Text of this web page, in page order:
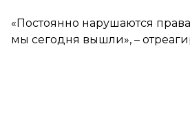
«Постоянно нарушаются
мы сегодня вышли», –